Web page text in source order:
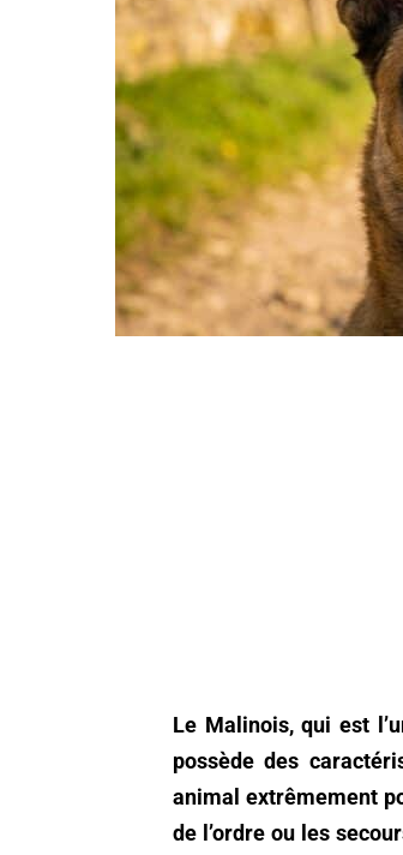
Le Malinois, qui est
possède des
animal extrêmement
de l’ordre ou les